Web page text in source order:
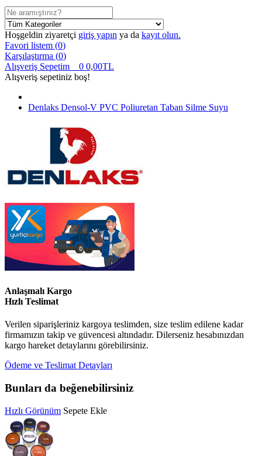
Hoşgeldin ziyaretçi giriş yapın ya da kayıt olun.
Favori listem (0)
Karşılaştırma (0)
Alışveriş Sepetim
0 0,00TL
Alışveriş sepetiniz boş!
Denlaks Densol-V PVC Poliuretan Taban Silme Suyu
Anlaşmalı Kargo
Hızlı Teslimat
Verilen siparişleriniz kargoya teslimden, size teslim edilene kadar
firmamızın takip ve güvencesi altındadır. Dilerseniz hesabınızdan
kargo hareket detaylarını görebilirsiniz.
Ödeme ve Teslimat Detayları
Bunları da beğenebilirsiniz
Hızlı Görünüm Sepete Ekle